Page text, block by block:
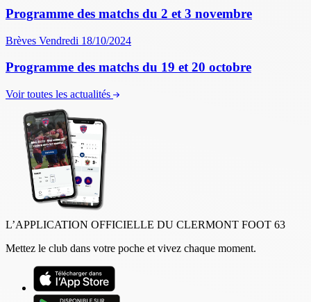
Programme des matchs du 2 et 3 novembre
Brèves Vendredi 18/10/2024
Programme des matchs du 19 et 20 octobre
Voir toutes les actualités
L’APPLICATION OFFICIELLE DU CLERMONT FOOT 63
Mettez le club dans votre poche et vivez chaque moment.